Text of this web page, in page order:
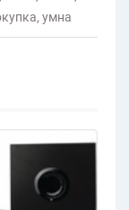
, умна